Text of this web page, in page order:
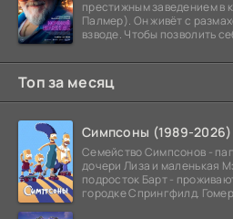
престижным заведением в
Палмер). Он живёт с
взводе. Чтобы позволить
Топ за месяц
Симпсоны (1989-2026)
Семейство Симпсонов -
дочери Лиза и маленькая
подросток Барт -
городке Спрингфилд.